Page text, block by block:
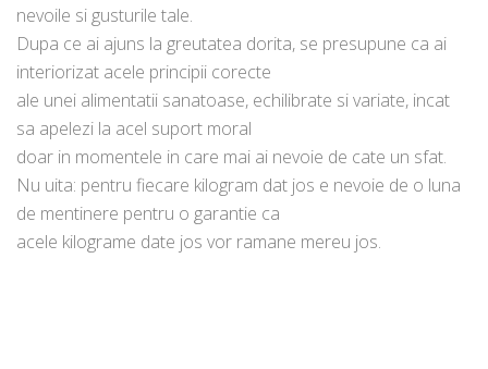
nevoile si gusturile tale.
Dupa ce ai ajuns la greutatea dorita, se presupune ca ai
interiorizat acele principii corecte
ale unei alimentatii sanatoase, echilibrate si variate, incat
sa apelezi la acel suport moral
doar in momentele in care mai ai nevoie de cate un sfat.
Nu uita: pentru fiecare kilogram dat jos e nevoie de o luna
de mentinere pentru o garantie ca
acele kilograme date jos vor ramane mereu jos.